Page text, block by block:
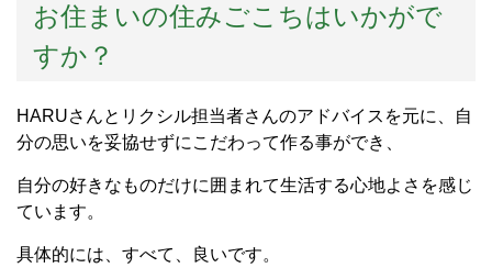
お住まいの住みごこちはいかがで
すか？
HARUさんとリクシル担当者さんのアドバイスを元に、自
分の思いを妥協せずにこだわって作る事ができ、
自分の好きなものだけに囲まれて生活する心地よさを感じ
ています。
具体的には、すべて、良いです。